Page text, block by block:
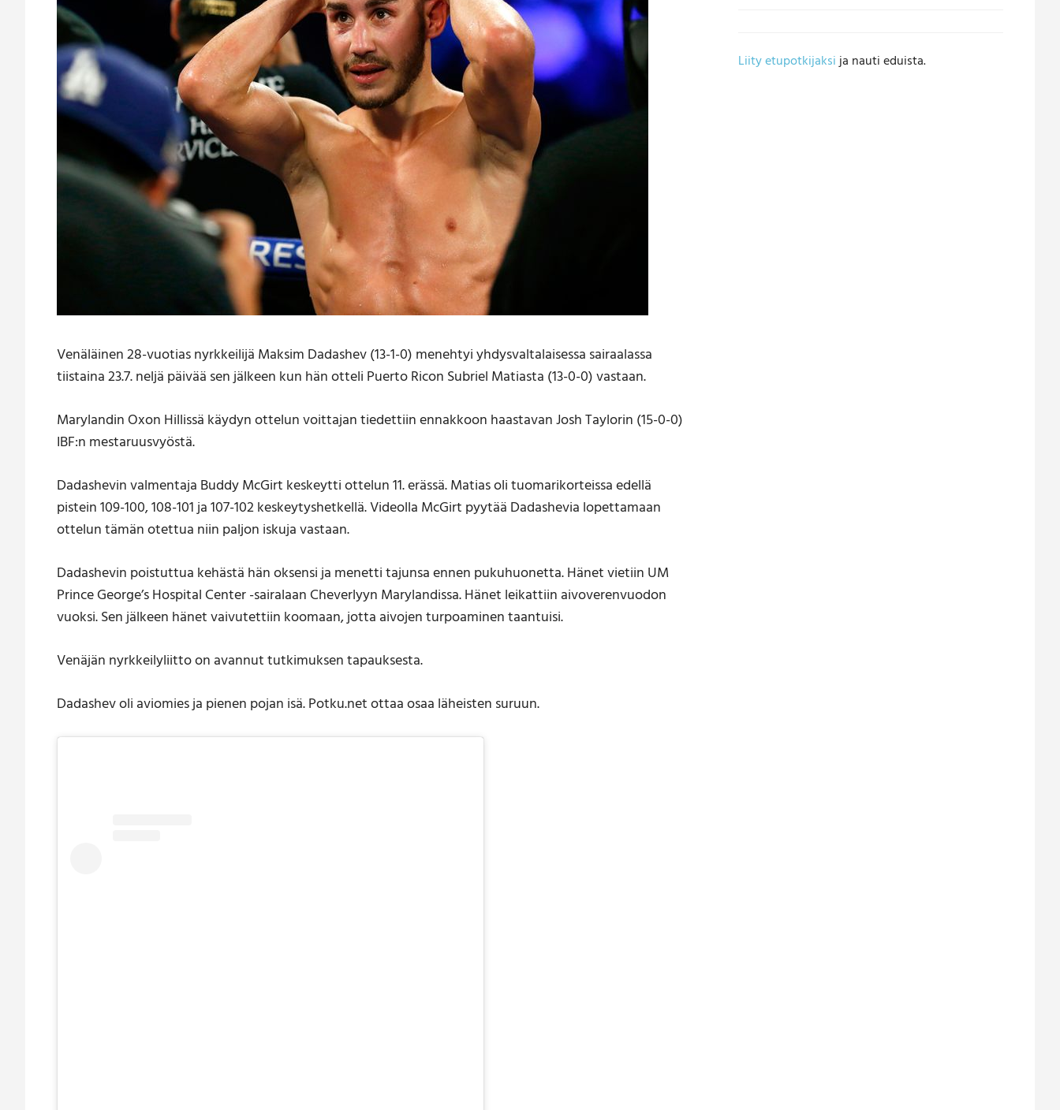
Venäläinen 28-vuotias nyrkkeilijä Maksim Dadashev (13-1-0) menehtyi yhdysvaltalaisessa sairaalassa
tiistaina 23.7. neljä päivää sen jälkeen kun hän otteli Puerto Ricon Subriel Matiasta (13-0-0) vastaan.
Marylandin Oxon Hillissä käydyn ottelun voittajan tiedettiin ennakkoon haastavan Josh Taylorin (15-0-0)
IBF:n mestaruusvyöstä.
Dadashevin valmentaja Buddy McGirt keskeytti ottelun 11. erässä. Matias oli tuomarikorteissa edellä
pistein 109-100, 108-101 ja 107-102 keskeytyshetkellä. Videolla McGirt pyytää Dadashevia lopettamaan
ottelun tämän otettua niin paljon iskuja vastaan.
Dadashevin poistuttua kehästä hän oksensi ja menetti tajunsa ennen pukuhuonetta. Hänet vietiin UM
Prince George’s Hospital Center -sairalaan Cheverlyyn Marylandissa. Hänet leikattiin aivoverenvuodon
vuoksi. Sen jälkeen hänet vaivutettiin koomaan, jotta aivojen turpoaminen taantuisi.
Venäjän nyrkkeilyliitto on avannut tutkimuksen tapauksesta.
Dadashev oli aviomies ja pienen pojan isä. Potku.net ottaa osaa läheisten suruun.
Liity etupotkijaksija nauti eduista.